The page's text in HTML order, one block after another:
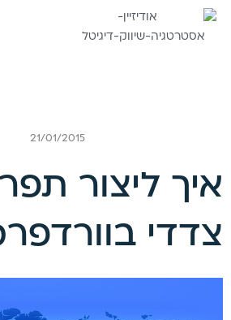
21/01/2015
איך ליצור
צדדי